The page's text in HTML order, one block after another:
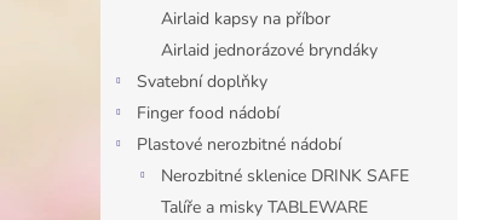
Airlaid kapsy na příbor
Airlaid jednorázové bryndáky
Svatební doplňky
Finger food nádobí
Plastové nerozbitné nádobí
Nerozbitné sklenice DRINK SAFE
Talíře a misky TABLEWARE